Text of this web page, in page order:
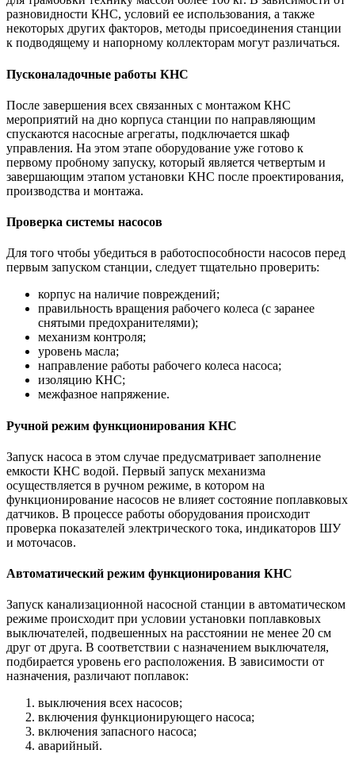
разновидности КНС, условий ее использования, а также
некоторых других факторов, методы присоединения станции
к подводящему и напорному коллекторам могут различаться.
Пусконаладочные работы КНС
После завершения всех связанных с монтажом КНС
мероприятий на дно корпуса станции по направляющим
спускаются насосные агрегаты, подключается шкаф
управления. На этом этапе оборудование уже готово к
первому пробному запуску, который является четвертым и
завершающим этапом установки КНС после проектирования,
производства и монтажа.
Проверка системы насосов
Для того чтобы убедиться в работоспособности насосов перед
первым запуском станции, следует тщательно проверить:
корпус на наличие повреждений;
правильность вращения рабочего колеса (с заранее
снятыми предохранителями);
механизм контроля;
уровень масла;
направление работы рабочего колеса насоса;
изоляцию КНС;
межфазное напряжение.
Ручной режим функционирования КНС
Запуск насоса в этом случае предусматривает заполнение
емкости КНС водой. Первый запуск механизма
осуществляется в ручном режиме, в котором на
функционирование насосов не влияет состояние поплавковых
датчиков. В процессе работы оборудования происходит
проверка показателей электрического тока, индикаторов ШУ
и моточасов.
Автоматический режим функционирования КНС
Запуск канализационной насосной станции в автоматическом
режиме происходит при условии установки поплавковых
выключателей, подвешенных на расстоянии не менее 20 см
друг от друга. В соответствии с назначением выключателя,
подбирается уровень его расположения. В зависимости от
назначения, различают поплавок:
выключения всех насосов;
включения функционирующего насоса;
включения запасного насоса;
аварийный.